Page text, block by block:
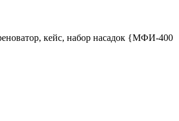
кейс, набор насадок {МФИ-400